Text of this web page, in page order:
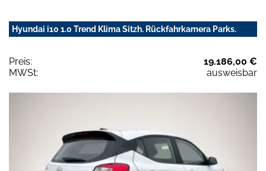
Hyundai i10 1.0 Trend Klima Sitzh. Rückfahrkamera Parks.
Preis:
19.186,00 €
MWSt:
ausweisbar